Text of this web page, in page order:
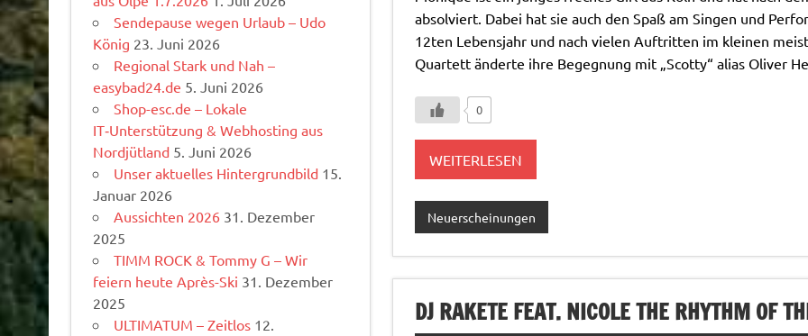
absolviert. Dabei hat sie auch den Spaß am Singen und
12ten Lebensjahr und nach vielen Auftritten im kleinen
Quartett änderte ihre Begegnung mit „Scotty“ alias Oliver
0
WEITERLESEN
Neuerscheinungen
DJ RAKETE FEAT. NICOLE THE RHYTHM OF
Sendepause wegen Urlaub – Udo
König 23. Juni 2026
Regional Stark und Nah –
easybad24.de 5. Juni 2026
Shop-esc.de – Lokale
IT‑Unterstützung & Webhosting aus
Nordjütland 5. Juni 2026
Unser aktuelles Hintergrundbild 15.
Januar 2026
Aussichten 2026 31. Dezember
2025
TIMM ROCK & Tommy G – Wir
feiern heute Après-Ski 31. Dezember
2025
ULTIMATUM – Zeitlos 12.